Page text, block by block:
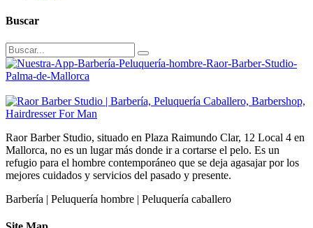
Buscar
Raor Barber Studio, situado en Plaza Raimundo Clar, 12 Local 4 en
Mallorca, no es un lugar más donde ir a cortarse el pelo. Es un
refugio para el hombre contemporáneo que se deja agasajar por los
mejores cuidados y servicios del pasado y presente.
Barbería | Peluquería hombre | Peluquería caballero